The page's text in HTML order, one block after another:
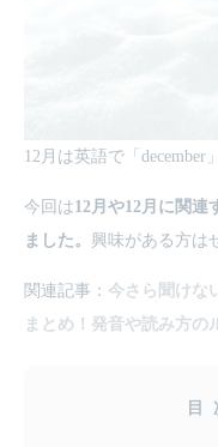
12月は英語で「december
今回は12月や12月に関連
ました。 興味がある方は
関連記事： 今さら聞けな
まとめ！発音や読み方の
目